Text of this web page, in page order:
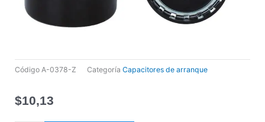
Código A-0378-Z Categoría Capacitores de arranque
$10,13